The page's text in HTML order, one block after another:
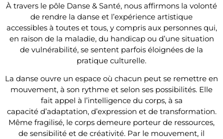
À travers le pôle Danse & Santé, nous affirmons la volonté
de rendre la danse et l’expérience artistique
accessibles à toutes et tous, y compris aux personnes qui,
en raison de la maladie, du handicap ou d’une situation
de vulnérabilité, se sentent parfois éloignées de la
pratique culturelle.
La danse ouvre un espace où chacun peut se remettre en
mouvement, à son rythme et selon ses possibilités. Elle
fait appel à l’intelligence du corps, à sa
capacité d’adaptation, d’expression et de transformation.
Même fragilisé, le corps demeure porteur de ressources,
de sensibilité et de créativité. Par le mouvement, il